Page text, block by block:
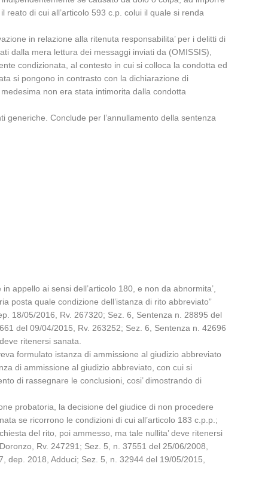
di cui all’articolo 593 c.p. colui il quale si renda
in relazione alla ritenuta responsabilita’ per i delitti di
dalla mera lettura dei messaggi inviati da (OMISSIS),
condizionata, al contesto in cui si colloca la condotta ed
si pongono in contrasto con la dichiarazione di
non era stata intimorita dalla condotta
Conclude per l’annullamento della sentenza
appello ai sensi dell’articolo 180, e non da abnormita’,
posta quale condizione dell’istanza di rito abbreviato”
18/05/2016, Rv. 267320; Sez. 6, Sentenza n. 28895 del
del 09/04/2015, Rv. 263252; Sez. 6, Sentenza n. 42696
ritenersi sanata.
formulato istanza di ammissione al giudizio abbreviato
di ammissione al giudizio abbreviato, con cui si
di rassegnare le conclusioni, cosi’ dimostrando di
probatoria, la decisione del giudice di non procedere
se ricorrono le condizioni di cui all’articolo 183 c.p.p.;
del rito, poi ammesso, ma tale nullita’ deve ritenersi
Rv. 247291; Sez. 5, n. 37551 del 25/06/2008,
dep. 2018, Adduci; Sez. 5, n. 32944 del 19/05/2015,